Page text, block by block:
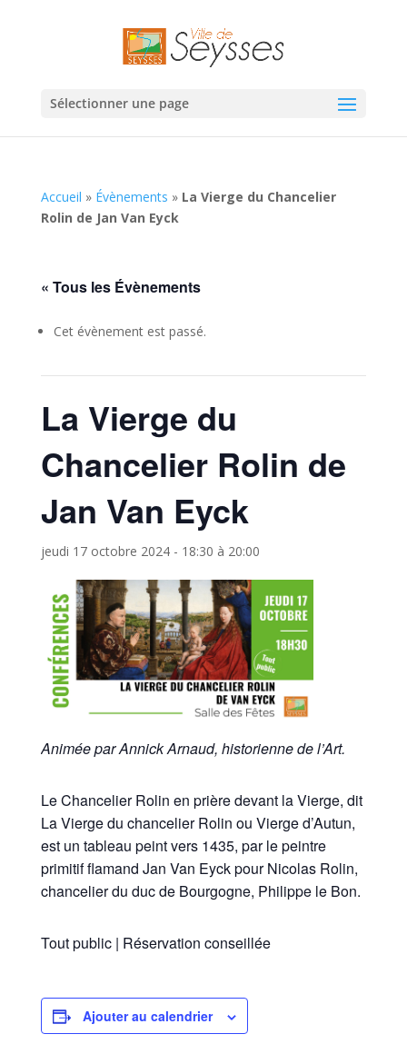
Sélectionner une page
Accueil » Évènements » La Vierge du Chancelier
Rolin de Jan Van Eyck
« Tous les Évènements
Cet évènement est passé.
La Vierge du
Chancelier Rolin de
Jan Van Eyck
jeudi 17 octobre 2024 - 18:30 à 20:00
Animée par Annick Arnaud, historienne de l’Art.
Le Chancelier Rolin en prière devant la Vierge, dit
La Vierge du chancelier Rolin ou Vierge d’Autun,
est un tableau peint vers 1435, par le peintre
primitif flamand Jan Van Eyck pour Nicolas Rolin,
chancelier du duc de Bourgogne, Philippe le Bon.
Tout public | Réservation conseillée
Ajouter au calendrier